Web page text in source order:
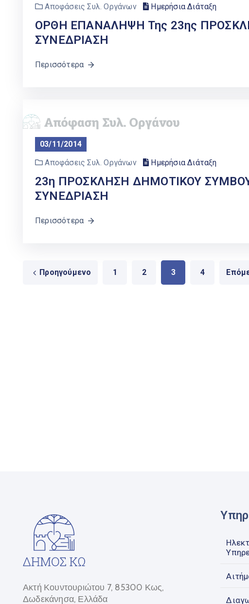
Αποφάσεις Συλ. Οργάνων
Ημερήσια Διάταξη
ΟΡΘΗ ΕΠΑΝΑΛΗΨΗ Της 23ης
ΣΥΝΕΔΡΙΑΣΗ
Περισσότερα
03/11/2014
Αποφάσεις Συλ. Οργάνων
Ημερήσια Διάταξη
23η ΠΡΟΣΚΛΗΣΗ ΔΗΜΟΤΙΚΟΥ
ΣΥΝΕΔΡΙΑΣΗ
Περισσότερα
Προηγούμενο 1 2 3 4
Ακτή Κουντουριώτου 7, 85300 Κως,
Δωδεκάνησα, Ελλάδα